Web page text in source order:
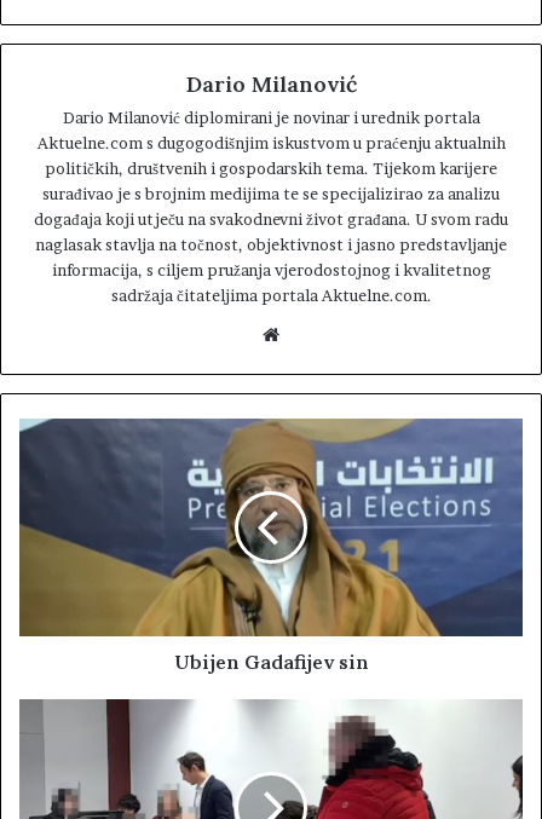
Dario Milanović
Dario Milanović diplomirani je novinar i urednik portala
Aktuelne.com s dugogodišnjim iskustvom u praćenju aktualnih
političkih, društvenih i gospodarskih tema. Tijekom karijere
surađivao je s brojnim medijima te se specijalizirao za analizu
događaja koji utječu na svakodnevni život građana. U svom radu
naglasak stavlja na točnost, objektivnost i jasno predstavljanje
informacija, s ciljem pružanja vjerodostojnog i kvalitetnog
sadržaja čitateljima portala Aktuelne.com.
b
s
t
e
Ubijen Gadafijev sin